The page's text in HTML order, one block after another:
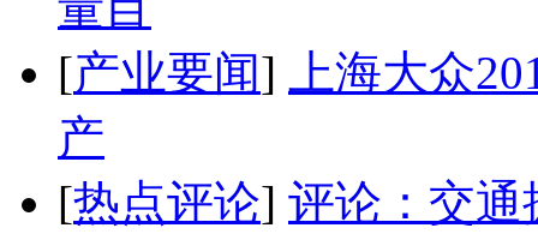
[产业要闻]
上海大众
产
[热点评论] 评论：交通